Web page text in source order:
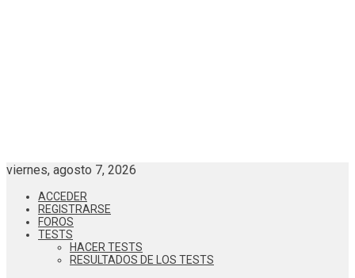
viernes, agosto 7, 2026
ACCEDER
REGISTRARSE
FOROS
TESTS
HACER TESTS
RESULTADOS DE LOS TESTS